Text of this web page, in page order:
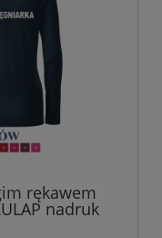
rękawem
nadruk